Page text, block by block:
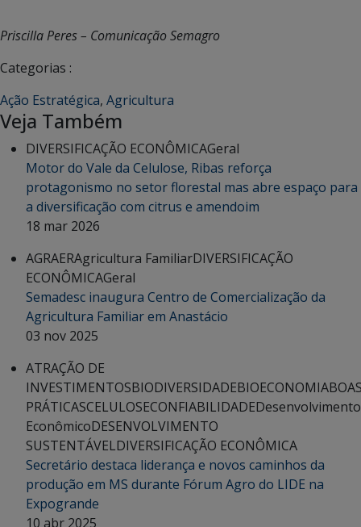
Priscilla Peres – Comunicação Semagro
Categorias :
Ação Estratégica, Agricultura
Veja Também
DIVERSIFICAÇÃO ECONÔMICAGeral
Motor do Vale da Celulose, Ribas reforça
protagonismo no setor florestal mas abre espaço para
a diversificação com citrus e amendoim
18 mar 2026
AGRAERAgricultura FamiliarDIVERSIFICAÇÃO
ECONÔMICAGeral
Semadesc inaugura Centro de Comercialização da
Agricultura Familiar em Anastácio
03 nov 2025
ATRAÇÃO DE
INVESTIMENTOSBIODIVERSIDADEBIOECONOMIA
PRÁTICASCELULOSECONFIABILIDADEDesenvolvimento
EconômicoDESENVOLVIMENTO
SUSTENTÁVELDIVERSIFICAÇÃO ECONÔMICA
Secretário destaca liderança e novos caminhos da
produção em MS durante Fórum Agro do LIDE na
Expogrande
10 abr 2025